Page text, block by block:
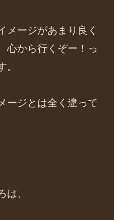
メージがあまり良く
心から行くぞー！っ
。
ージとは全く違って
は、